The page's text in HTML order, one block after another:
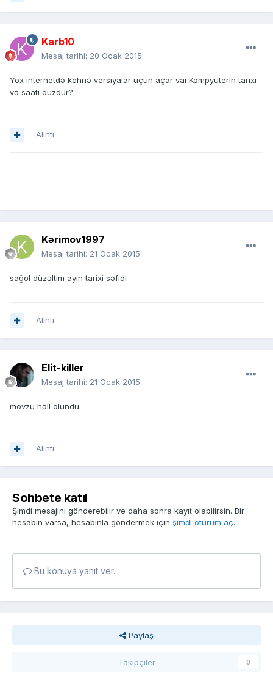
Karb10
Mesaj tarihi: 20 Ocak 2015
Yox internetdə köhnə versiyalar üçün açar var.Kompyuterin tarixi
və saatı düzdür?
Alıntı
Kərimov1997
Mesaj tarihi: 21 Ocak 2015
sağol düzəltim ayın tarixi səfidi
Alıntı
Elit-killer
Mesaj tarihi: 21 Ocak 2015
mövzu həll olundu.
Alıntı
Sohbete katıl
Şimdi mesajını gönderebilir ve daha sonra kayıt olabilirsin. Bir
hesabın varsa, hesabınla göndermek için şimdi oturum aç.
Bu konuya yanıt ver...
Paylaş
Takipçiler 0